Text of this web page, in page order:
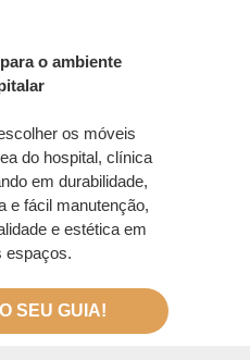
o ambiente
os móveis
do hospital, clínica
em durabilidade,
e fácil manutenção,
e estética em
espaços.
SEU GUIA!